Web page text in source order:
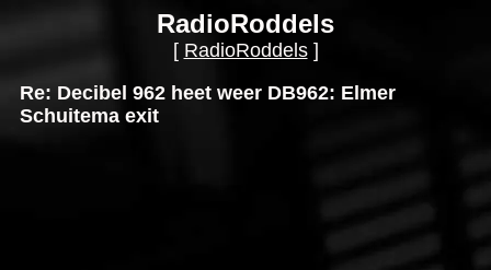
RadioRoddels
[ RadioRoddels]
Re: Decibel 962 heet weer DB962: Elmer
Schuitema exit